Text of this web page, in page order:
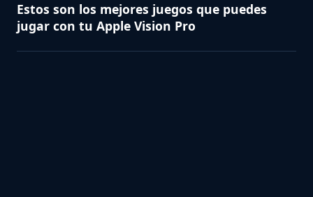
Estos son los mejores juegos que puedes
jugar con tu Apple Vision Pro